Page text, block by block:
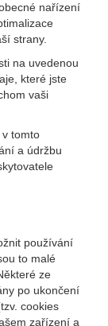
nařízení
strany.
na uvedenou
které jste
vaši
tomto
a údržbu
používání
to malé
ze
po ukončení
cookies
zařízení a